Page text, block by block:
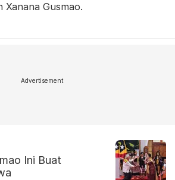
Gusmao.
Advertisement
Ini Buat